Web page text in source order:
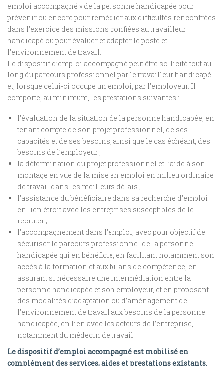
emploi accompagné » de la personne handicapée pour
prévenir ou encore pour remédier aux difficultés rencontrées
dans l’exercice des missions confiées au travailleur
handicapé ou pour évaluer et adapter le poste et
l’environnement de travail.
Le dispositif d’emploi accompagné peut être sollicité tout au
long du parcours professionnel par le travailleur handicapé
et, lorsque celui-ci occupe un emploi, par l’employeur. Il
comporte, au minimum, les prestations suivantes :
l’évaluation de la situation de la personne handicapée, en
tenant compte de son projet professionnel, de ses
capacités et de ses besoins, ainsi que le cas échéant, des
besoins de l’employeur ;
la détermination du projet professionnel et l’aide à son
montage en vue de la mise en emploi en milieu ordinaire
de travail dans les meilleurs délais ;
l’assistance du bénéficiaire dans sa recherche d’emploi
en lien étroit avec les entreprises susceptibles de le
recruter ;
l’accompagnement dans l’emploi, avec pour objectif de
sécuriser le parcours professionnel de la personne
handicapée qui en bénéficie, en facilitant notamment son
accès à la formation et aux bilans de compétence, en
assurant si nécessaire une intermédiation entre la
personne handicapée et son employeur, et en proposant
des modalités d’adaptation ou d’aménagement de
l’environnement de travail aux besoins de la personne
handicapée, en lien avec les acteurs de l’entreprise,
notamment du médecin de travail.
Le dispositif d’emploi accompagné est mobilisé en
complément des services, aides et prestations existants.